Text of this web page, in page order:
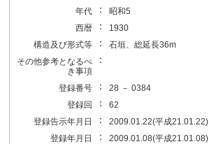
年代
：
昭和5
西暦
：
1930
構造及び形式等
：
石垣、総延長36m
その他参考となるべ
き事項
：
登録番号 ：
28 － 0384
登録回
：
62
登録告示年月日
：
2009.01.22(平成21.01.22)
登録年月日
：
2009.01.08(平成21.01.08)